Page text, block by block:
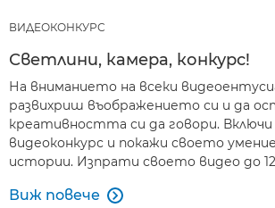
ВИДЕОКОНКУРС
Светлини, камера, конкурс!
На вниманието на всеки
развихриш въображението си и да
креативността си да говори. Включи
видеоконкурс и покажи своето
истории. Изпрати своето видео до
Виж повече 